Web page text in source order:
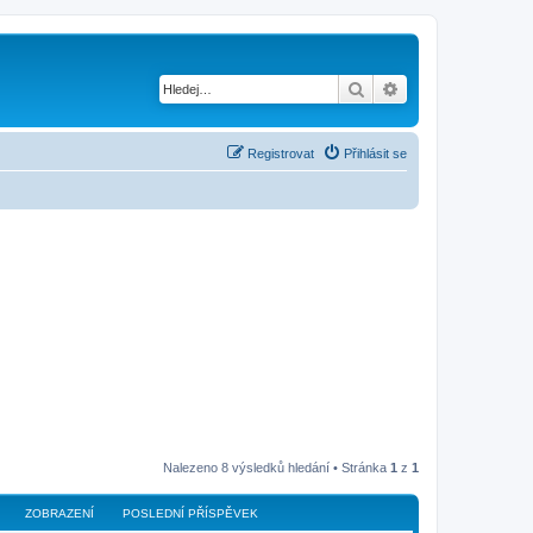
Hledat
Přihlásit se
Registrovat
Nalezeno 8 výsledků hledání • Stránka 1 z 1
ZOBRAZENÍ POSLEDNÍ PŘÍSPĚVEK